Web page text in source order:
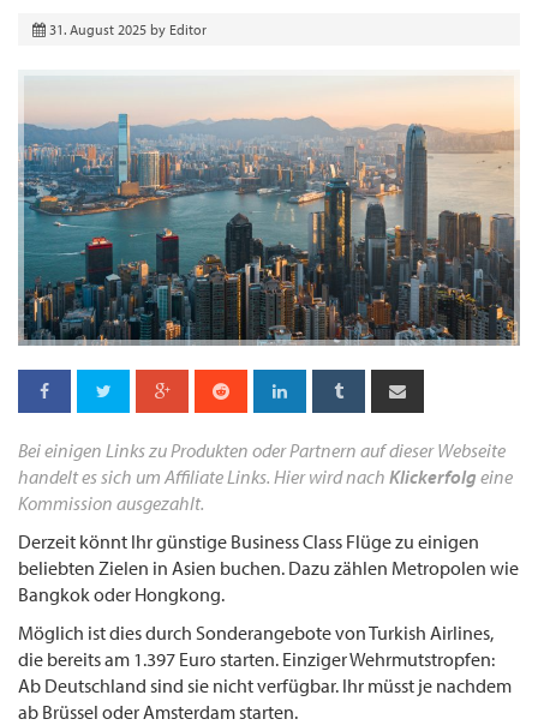
31. August 2025 by Editor
Bei einigen Links zu Produkten oder Partnern auf dieser Webseite
handelt es sich um Affiliate Links. Hier wird nach Klickerfolg eine
Kommission ausgezahlt.
Derzeit könnt Ihr günstige Business Class Flüge zu einigen
beliebten Zielen in Asien buchen. Dazu zählen Metropolen wie
Bangkok oder Hongkong.
Möglich ist dies durch Sonderangebote von Turkish Airlines,
die bereits am 1.397 Euro starten. Einziger Wehrmutstropfen:
Ab Deutschland sind sie nicht verfügbar. Ihr müsst je nachdem
ab Brüssel oder Amsterdam starten.